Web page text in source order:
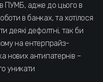
ПУМБ, адже до цього в
в банках, та хотілося
деякі дефолтні, так би
на ентерпрайз-
нових антипатернів –
уникати